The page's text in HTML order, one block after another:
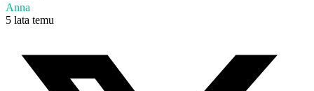
Anna
5 lata temu